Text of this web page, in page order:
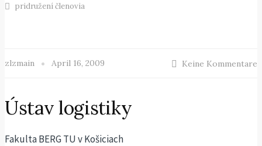
pridružení členovia
zlzmain April 16, 2009 Keine Kommentare
Ústav logistiky
Fakulta BERG TU v Košiciach